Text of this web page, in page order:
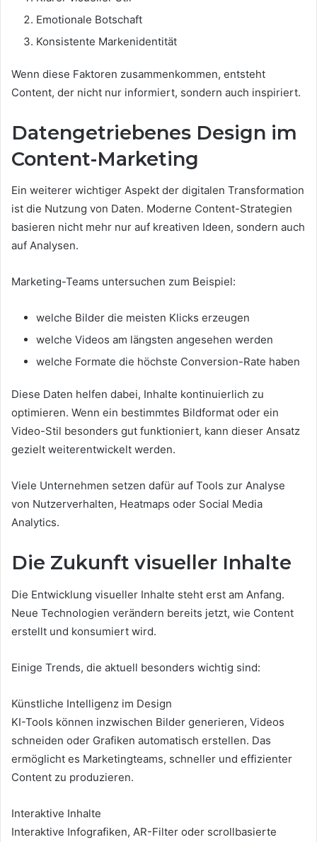
Emotionale Botschaft
Konsistente Markenidentität
Wenn diese Faktoren zusammenkommen, entsteht
Content, der nicht nur informiert, sondern auch inspiriert.
Datengetriebenes Design im
Content-Marketing
Ein weiterer wichtiger Aspekt der digitalen Transformation
ist die Nutzung von Daten. Moderne Content-Strategien
basieren nicht mehr nur auf kreativen Ideen, sondern auch
auf Analysen.
Marketing-Teams untersuchen zum Beispiel:
welche Bilder die meisten Klicks erzeugen
welche Videos am längsten angesehen werden
welche Formate die höchste Conversion-Rate haben
Diese Daten helfen dabei, Inhalte kontinuierlich zu
optimieren. Wenn ein bestimmtes Bildformat oder ein
Video-Stil besonders gut funktioniert, kann dieser Ansatz
gezielt weiterentwickelt werden.
Viele Unternehmen setzen dafür auf Tools zur Analyse
von Nutzerverhalten, Heatmaps oder Social Media
Analytics.
Die Zukunft visueller Inhalte
Die Entwicklung visueller Inhalte steht erst am Anfang.
Neue Technologien verändern bereits jetzt, wie Content
erstellt und konsumiert wird.
Einige Trends, die aktuell besonders wichtig sind:
Künstliche Intelligenz im Design
KI-Tools können inzwischen Bilder generieren, Videos
schneiden oder Grafiken automatisch erstellen. Das
ermöglicht es Marketingteams, schneller und effizienter
Content zu produzieren.
Interaktive Inhalte
Interaktive Infografiken, AR-Filter oder scrollbasierte